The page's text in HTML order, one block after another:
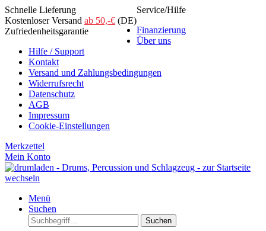
Schnelle Lieferung
Kostenloser Versand ab 50,-€ (DE)
Zufriedenheitsgarantie
Service/Hilfe
Finanzierung
Über uns
Hilfe / Support
Kontakt
Versand und Zahlungsbedingungen
Widerrufsrecht
Datenschutz
AGB
Impressum
Cookie-Einstellungen
Merkzettel
Mein Konto
Menü
Suchen
Suchen